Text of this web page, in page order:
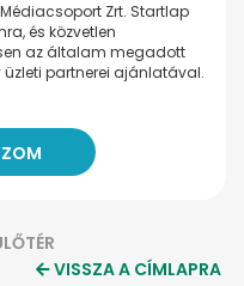
Zrt. Startlap
és közvetlen
az általam megadott
partnerei ajánlatával.
VISSZA A CÍMLAPRA